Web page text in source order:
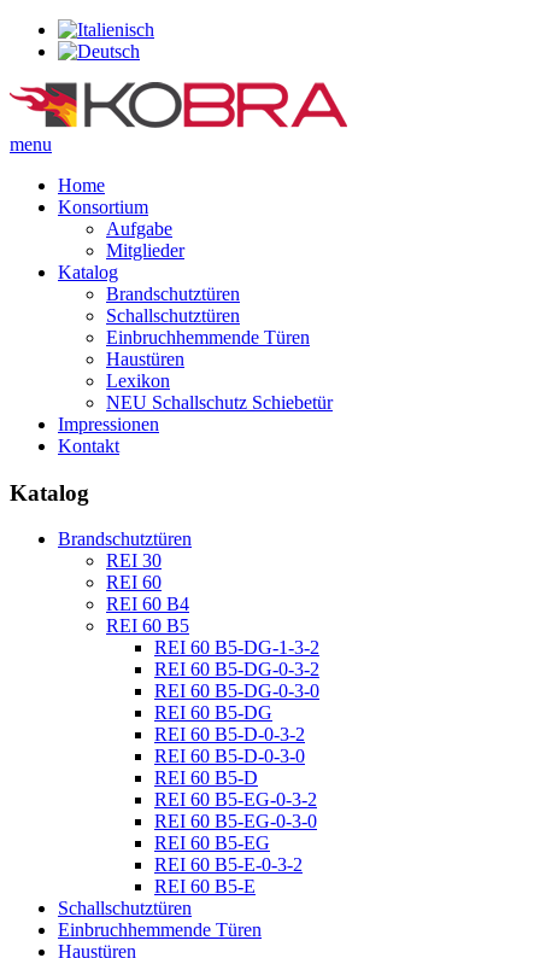
menu
Home
Konsortium
Aufgabe
Mitglieder
Katalog
Brandschutztüren
Schallschutztüren
Einbruchhemmende Türen
Haustüren
Lexikon
NEU Schallschutz Schiebetür
Impressionen
Kontakt
Katalog
Brandschutztüren
REI 30
REI 60
REI 60 B4
REI 60 B5
REI 60 B5-DG-1-3-2
REI 60 B5-DG-0-3-2
REI 60 B5-DG-0-3-0
REI 60 B5-DG
REI 60 B5-D-0-3-2
REI 60 B5-D-0-3-0
REI 60 B5-D
REI 60 B5-EG-0-3-2
REI 60 B5-EG-0-3-0
REI 60 B5-EG
REI 60 B5-E-0-3-2
REI 60 B5-E
Schallschutztüren
Einbruchhemmende Türen
Haustüren